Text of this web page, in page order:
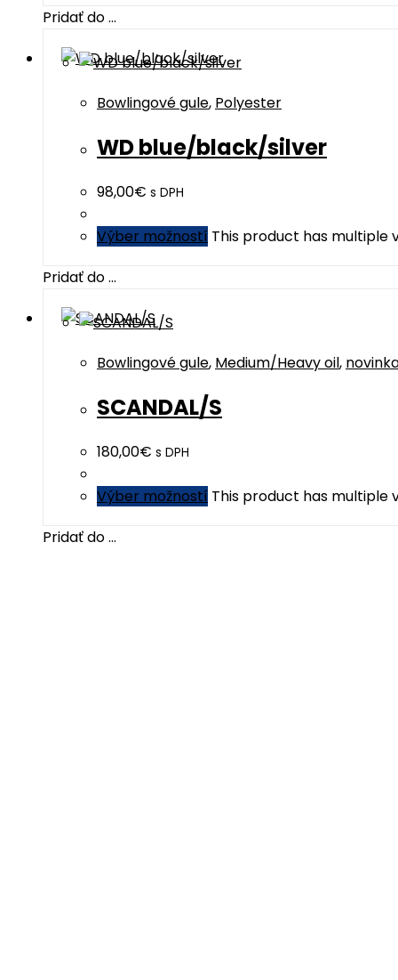
Pridať do ...
Bowlingové gule, Polyester
WD blue/black/silver
98,00€ s DPH
Výber možností This product has multiple
Pridať do ...
Bowlingové gule, Medium/Heavy oil,
SCANDAL/S
180,00€ s DPH
Výber možností This product has multiple
Pridať do ...